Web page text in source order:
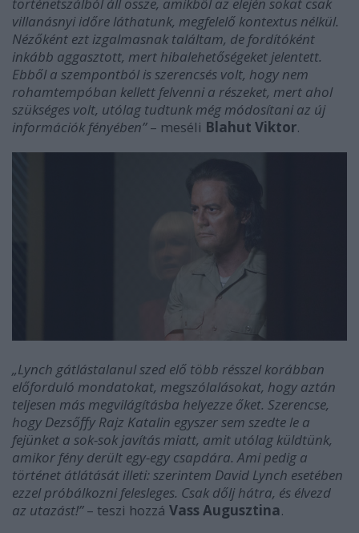
villanásnyi időre láthatunk, megfelelő kontextus nélkül.
Nézőként ezt izgalmasnak találtam, de fordítóként
inkább aggasztott, mert hibalehetőségeket jelentett.
Ebből a szempontból is szerencsés volt, hogy nem
rohamtempóban kellett felvenni a részeket, mert ahol
szükséges volt, utólag tudtunk még módosítani az új
információk fényében”– meséli Blahut Viktor.
„Lynch gátlástalanul szed elő több résszel korábban
előforduló mondatokat, megszólalásokat, hogy aztán
teljesen más megvilágításba helyezze őket. Szerencse,
hogy Dezsőffy Rajz Katalin egyszer sem szedte le a
fejünket a sok-sok javítás miatt, amit utólag küldtünk,
amikor fény derült egy-egy csapdára. Ami pedig a
történet átlátását illeti: szerintem David Lynch esetében
ezzel próbálkozni felesleges. Csak dőlj hátra, és élvezd
az utazást!”– teszi hozzá Vass Augusztina.